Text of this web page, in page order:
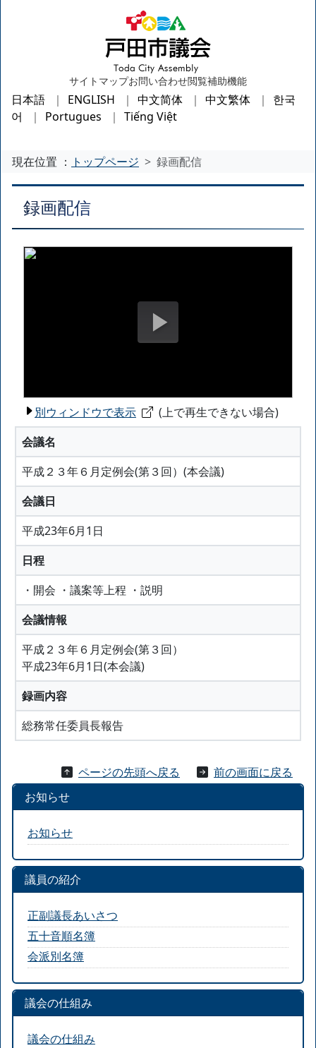
サイトマップお問い合わせ閲覧補助機能
日本語 ENGLISH 中文简体 中文繁体
한국
어
Portugues Tiếng Việt
現在位置 ： トップページ 録画配信
録画配信
別ウィンドウで表示
(上で再生できない場合)
会議名
平成２３年６月定例会(第３回）(本会議)
会議日
平成23年6月1日
日程
・開会 ・議案等上程 ・説明
会議情報
平成２３年６月定例会(第３回）
平成23年6月1日(本会議)
録画内容
総務常任委員長報告
ページの先頭へ戻る
前の画面に戻る
お知らせ
お知らせ
議員の紹介
正副議長あいさつ
五十音順名簿
会派別名簿
議会の仕組み
議会の仕組み